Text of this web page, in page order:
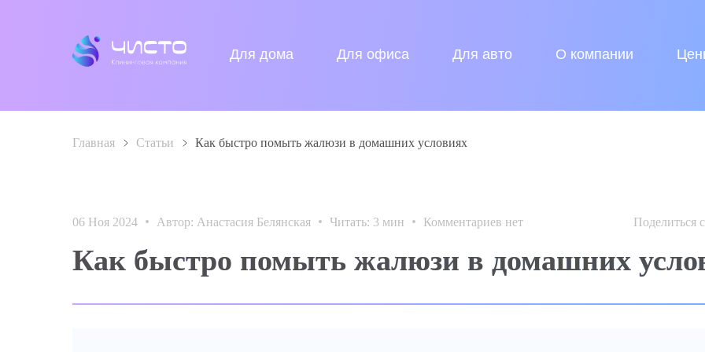
Для дома Для офиса Для авто О компании
Главная > Статьи > Как быстро помыть жалюзи в домашних условиях
06 Ноя 2024 Автор: Анастасия Белянская Читать: 3 мин Комментариев нет Поделиться
Как быстро помыть жалюзи в домашних